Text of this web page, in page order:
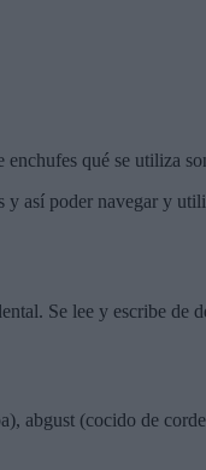
qué se utiliza
así poder navegar y
Se lee y escribe de
abgust (cocido de